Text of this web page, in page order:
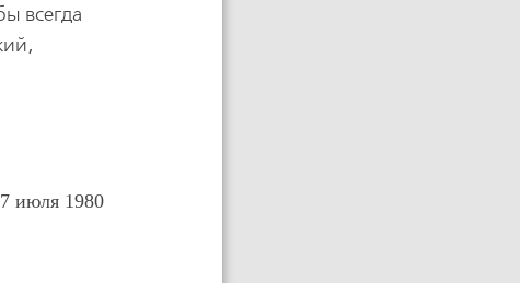
всегда
июля 1980